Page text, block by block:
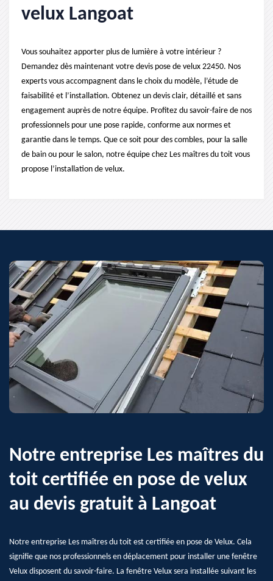
velux Langoat
Vous souhaitez apporter plus de lumière à votre intérieur ?
Demandez dès maintenant votre devis pose de velux 22450. Nos
experts vous accompagnent dans le choix du modèle, l’étude de
faisabilité et l’installation. Obtenez un devis clair, détaillé et sans
engagement auprès de notre équipe. Profitez du savoir-faire de nos
professionnels pour une pose rapide, conforme aux normes et
garantie dans le temps. Que ce soit pour des combles, pour la salle
de bain ou pour le salon, notre équipe chez Les maîtres du toit vous
propose l’installation de velux.
Notre entreprise Les maîtres du
toit certifiée en pose de velux
au devis gratuit à Langoat
Notre entreprise Les maîtres du toit est certifiée en pose de Velux. Cela
signifie que nos professionnels en déplacement pour installer une fenêtre
Velux disposent du savoir-faire. La fenêtre Velux sera installée suivant les